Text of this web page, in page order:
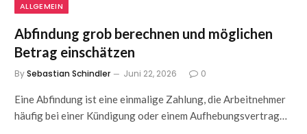
ALLGEMEIN
Abfindung grob berechnen und möglichen
Betrag einschätzen
BySebastian Schindler Juni 22, 2026 0
Eine Abfindung ist eine einmalige Zahlung, die Arbeitnehmer
häufig bei einer Kündigung oder einem Aufhebungsvertrag…